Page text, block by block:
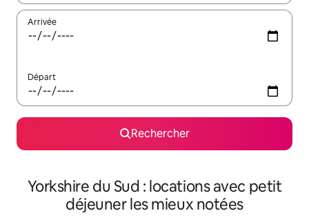
Arrivée
Départ
Rechercher
Yorkshire du Sud : locations avec petit
déjeuner les mieux notées